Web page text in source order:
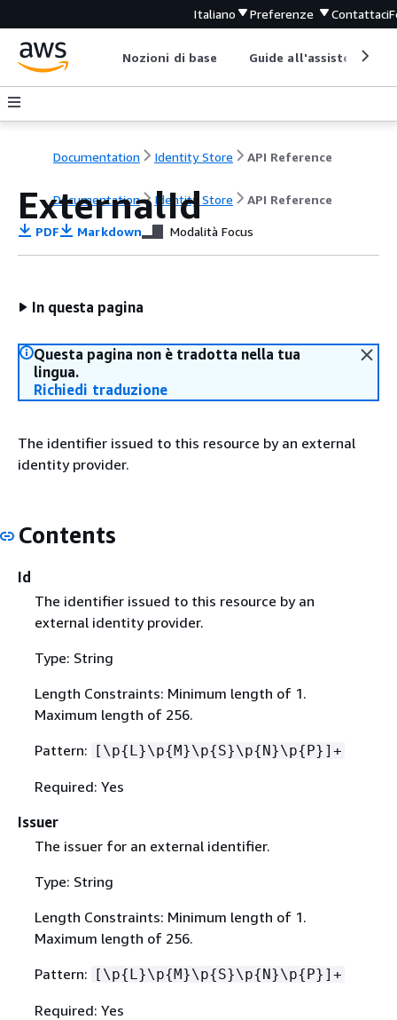
Italiano Preferenze Contattaci
Nozioni di base Guide all'assistenza
Documentation Identity Store API Reference
Documentation Identity Store API Reference
ExternalId
PDF Markdown Modalità Focus
In questa pagina
Questa pagina non è tradotta nella tua
lingua.
Richiedi traduzione
The identifier issued to this resource by an external
identity provider.
Contents
Id
The identifier issued to this resource by an
external identity provider.
Type: String
Length Constraints: Minimum length of 1.
Maximum length of 256.
Pattern: [\p{L}\p{M}\p{S}\p{N}\p{P}]+
Required: Yes
Issuer
The issuer for an external identifier.
Type: String
Length Constraints: Minimum length of 1.
Maximum length of 256.
Pattern: [\p{L}\p{M}\p{S}\p{N}\p{P}]+
Required: Yes